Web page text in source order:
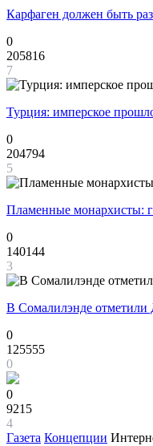
Карфаген должен быть
0
205816
7
Турция: имперское
0
204794
5
Пламенные монархисты:
0
140144
3
В Сомалилэнде отметили
0
125555
0
0
9215
4
Газета Концепции